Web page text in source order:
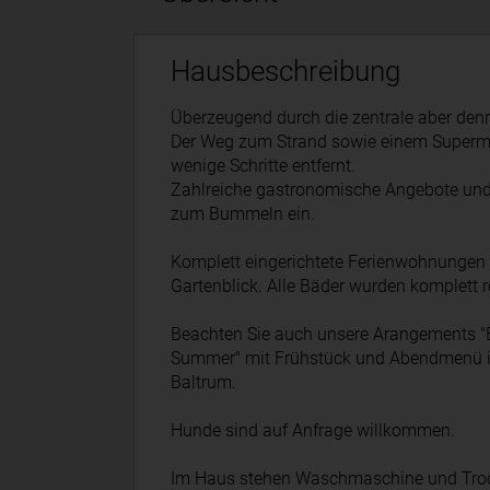
Hausbeschreibung
Überzeugend durch die zentrale aber
Der Weg zum Strand sowie einem
wenige Schritte entfernt.
Zahlreiche gastronomische Angebote
zum Bummeln ein.
Komplett eingerichtete
Gartenblick. Alle Bäder wurden komplett
Beachten Sie auch unsere Arangements
Summer" mit Frühstück und Abendmenü
Baltrum.
Hunde sind auf Anfrage willkommen.
Im Haus stehen Waschmaschine und